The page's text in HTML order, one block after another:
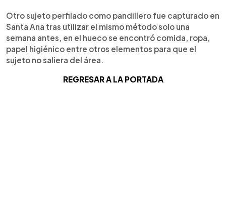
Otro sujeto perfilado como pandillero fue capturado en
Santa Ana tras utilizar el mismo método solo una
semana antes, en el hueco se encontró comida, ropa,
papel higiénico entre otros elementos para que el
sujeto no saliera del área.
REGRESAR A LA PORTADA